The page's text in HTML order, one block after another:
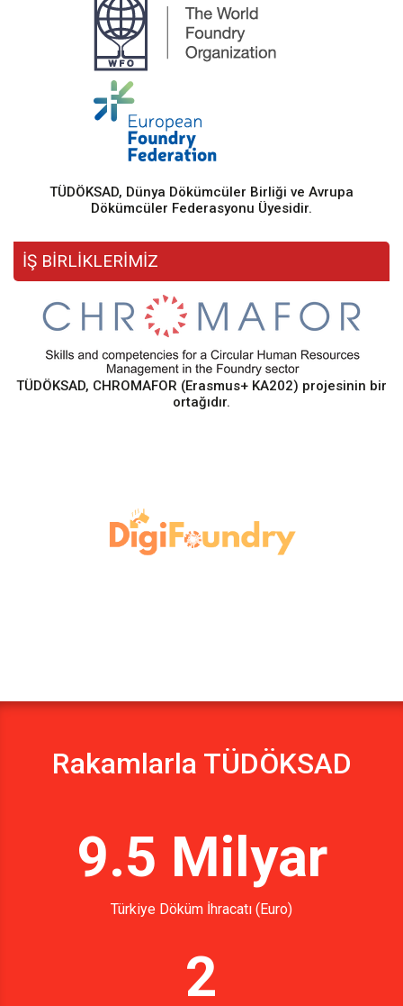
TÜDÖKSAD, Dünya Dökümcüler Birliği ve Avrupa
Dökümcüler Federasyonu Üyesidir.
İŞ BİRLİKLERİMİZ
TÜDÖKSAD, CHROMAFOR (Erasmus+ KA202) projesinin bir
ortağıdır.
Rakamlarla TÜDÖKSAD
9.5 Milyar
Türkiye Döküm İhracatı (Euro)
2